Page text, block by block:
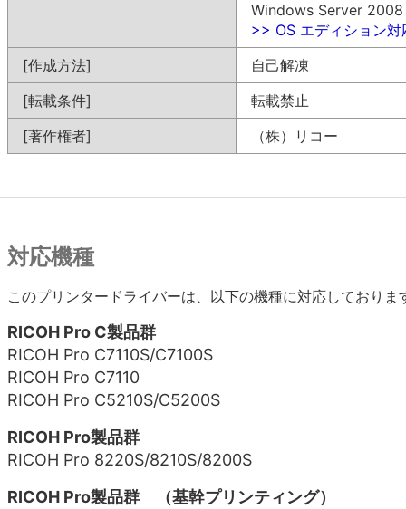
Windows Server
>> OS エディション対
[作成方法]
自己解凍
[転載条件]
転載禁止
[著作権者]
（株）リコー
対応機種
このプリンタードライバーは、以下の機種に対応しておりま
RICOH Pro C製品群
RICOH Pro C7110S/C7100S
RICOH Pro C7110
RICOH Pro C5210S/C5200S
RICOH Pro製品群
RICOH Pro 8220S/8210S/8200S
RICOH Pro製品群 （基幹プリンティング）